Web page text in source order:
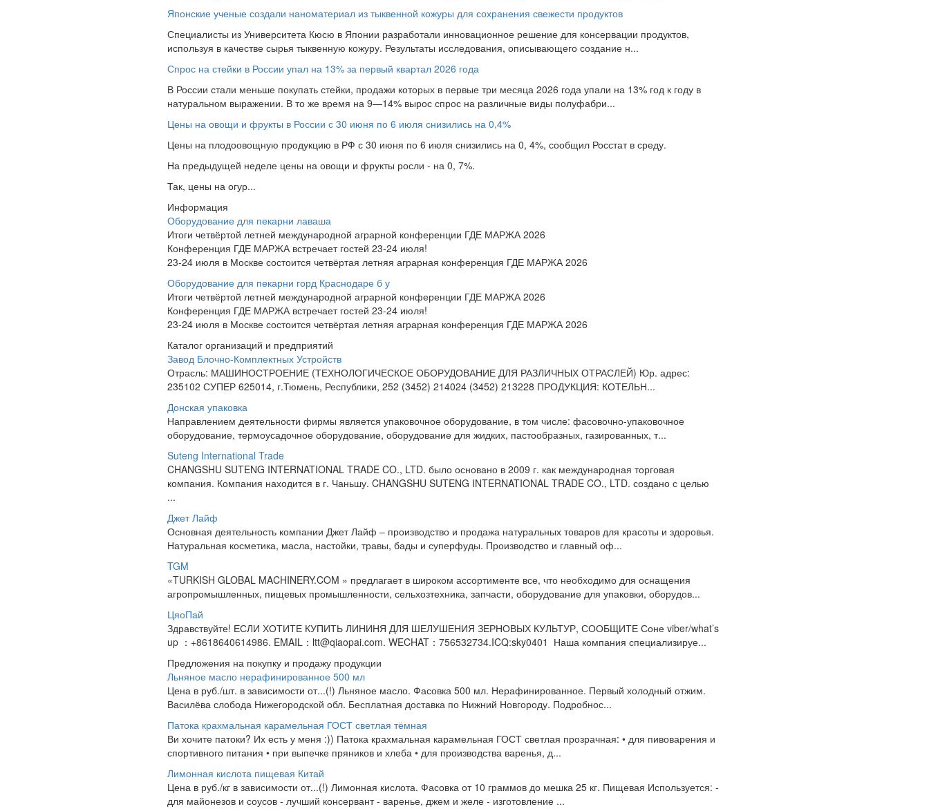
Японские ученые создали наноматериал из тыквенной кожуры для сохранения свежести продуктов
Специалисты из Университета Кюсю в Японии разработали инновационное решение для консервации продуктов,
используя в качестве сырья тыквенную кожуру. Результаты исследования, описывающего создание н...
Спрос на стейки в России упал на 13% за первый квартал 2026 года
В России стали меньше покупать стейки, продажи которых в первые три месяца 2026 года упали на 13% год к году в
натуральном выражении. В то же время на 9—14% вырос спрос на различные виды полуфабри...
Цены на овощи и фрукты в России с 30 июня по 6 июля снизились на 0,4%
Цены на плодоовощную продукцию в РФ с 30 июня по 6 июля снизились на 0, 4%, сообщил Росстат в среду.
На предыдущей неделе цены на овощи и фрукты росли - на 0, 7%.
Так, цены на огур...
Информация
Оборудование для пекарни лаваша
Итоги четвёртой летней международной аграрной конференции ГДЕ МАРЖА 2026
Конференция ГДЕ МАРЖА встречает гостей 23-24 июля!
23-24 июля в Москве состоится четвёртая летняя аграрная конференция ГДЕ МАРЖА 2026
Оборудование для пекарни горд Краснодаре б у
Итоги четвёртой летней международной аграрной конференции ГДЕ МАРЖА 2026
Конференция ГДЕ МАРЖА встречает гостей 23-24 июля!
23-24 июля в Москве состоится четвёртая летняя аграрная конференция ГДЕ МАРЖА 2026
Каталог организаций и предприятий
Завод Блочно-Комплектных Устройств
Отрасль: МАШИНОСТРОЕНИЕ (ТЕХНОЛОГИЧЕСКОЕ ОБОРУДОВАНИЕ ДЛЯ РАЗЛИЧНЫХ ОТРАСЛЕЙ) Юр. адрес:
235102 СУПЕР 625014, г.Тюмень, Республики, 252 (3452) 214024 (3452) 213228 ПРОДУКЦИЯ: КОТЕЛЬН...
Донская упаковка
Направлением деятельности фирмы является упаковочное оборудование, в том числе: фасовочно-упаковочное
оборудование, термоусадочное оборудование, оборудование для жидких, пастообразных, газированных, т...
Suteng International Trade
CHANGSHU SUTENG INTERNATIONAL TRADE CO., LTD. было основано в 2009 г. как международная торговая
компания. Компания находится в г. Чаньшу. CHANGSHU SUTENG INTERNATIONAL TRADE CO., LTD. создано с целью
...
Джет Лайф
Основная деятельность компании Джет Лайф – производство и продажа натуральных товаров для красоты и здоровья.
Натуральная косметика, масла, настойки, травы, бады и суперфуды. Производство и главный оф...
TGM
«TURKISH GLOBAL MACHINERY.COM » предлагает в широком ассортименте все, что необходимо для оснащения
агропромышленных, пищевых промышленности, сельхозтехника, запчасти, оборудование для упаковки, оборудов...
ЦяоПай
Здравствуйте! ЕСЛИ ХОТИТЕ КУПИТЬ ЛИНИНЯ ДЛЯ ШЕЛУШЕНИЯ ЗЕРНОВЫХ КУЛЬТУР, СООБЩИТЕ Соне viber/what’s
up ：+8618640614986. EMAIL：ltt@qiaopai.com. WECHAT：756532734.ICQ:sky0401 Наша компания специализируе...
Предложения на покупку и продажу продукции
Льняное масло нерафинированное 500 мл
Цена в руб./шт. в зависимости от...(!) Льняное масло. Фасовка 500 мл. Нерафинированное. Первый холодный отжим.
Василёва слобода Нижегородской обл. Бесплатная доставка по Нижний Новгороду. Подробнос...
Патока крахмальная карамельная ГОСТ светлая тёмная
Ви хочите патоки? Их есть у меня :)) Патока крахмальная карамельная ГОСТ светлая прозрачная: • для пивоварения и
спортивного питания • при выпечке пряников и хлеба • для производства варенья, д...
Лимонная кислота пищевая Китай
Цена в руб./кг в зависимости от...(!) Лимонная кислота. Фасовка от 10 граммов до мешка 25 кг. Пищевая Используется: -
для майонезов и соусов - лучший консервант - варенье, джем и желе - изготовление ...